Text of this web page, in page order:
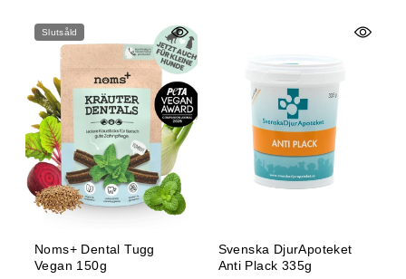
Slutsåld
Noms+ Dental Tugg
Vegan 150g
Svenska DjurApoteket
Anti Plack 335g